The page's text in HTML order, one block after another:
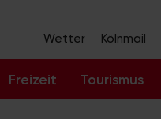
Wetter Kölnmail
Freizeit Tourismus